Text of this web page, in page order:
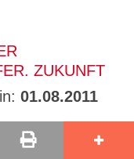
M
ZUKUNFT
01.08.2011
3-86200-481-2